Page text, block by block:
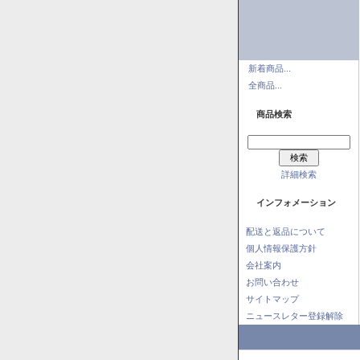
新着商品...
全商品...
商品検索
詳細検索
インフォメーション
配送と返品について
個人情報保護方針
会社案内
お問い合わせ
サイトマップ
ニュースレター登録解除